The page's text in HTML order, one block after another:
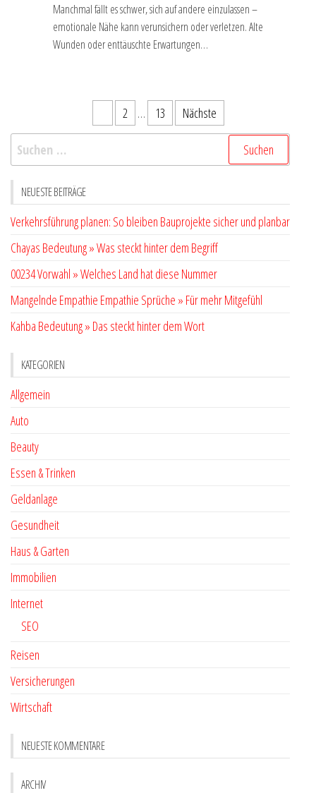
Manchmal fällt es schwer, sich auf andere einzulassen –
emotionale Nähe kann verunsichern oder verletzen. Alte
Wunden oder enttäuschte Erwartungen…
Seitennummerierung
der
Beiträge
2 … 13
Nächste
Suchen
nach:
NEUESTE BEITRÄGE
Verkehrsführung planen: So bleiben Bauprojekte sicher und planbar
Chayas Bedeutung » Was steckt hinter dem Begriff
00234 Vorwahl » Welches Land hat diese Nummer
Mangelnde Empathie Empathie Sprüche » Für mehr Mitgefühl
Kahba Bedeutung » Das steckt hinter dem Wort
KATEGORIEN
Allgemein
Auto
Beauty
Essen & Trinken
Geldanlage
Gesundheit
Haus & Garten
Immobilien
Internet
SEO
Reisen
Versicherungen
Wirtschaft
NEUESTE KOMMENTARE
ARCHIV